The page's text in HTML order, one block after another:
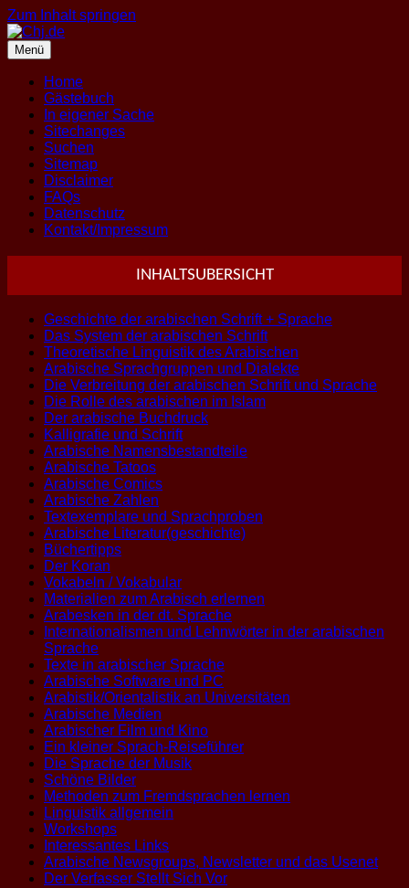
Zum Inhalt springen
Menü
Home
Gästebuch
In eigener Sache
Sitechanges
Suchen
Sitemap
Disclaimer
FAQs
Datenschutz
Kontakt/Impressum
INHALTSUBERSICHT
Geschichte der arabischen Schrift + Sprache
Das System der arabischen Schrift
Theoretische Linguistik des Arabischen
Arabische Sprachgruppen und Dialekte
Die Verbreitung der arabischen Schrift und Sprache
Die Rolle des arabischen im Islam
Der arabische Buchdruck
Kalligrafie und Schrift
Arabische Namensbestandteile
Arabische Tatoos
Arabische Comics
Arabische Zahlen
Textexemplare und Sprachproben
Arabische Literatur(geschichte)
Büchertipps
Der Koran
Vokabeln / Vokabular
Materialien zum Arabisch erlernen
Arabesken in der dt. Sprache
Internationalismen und Lehnwörter in der arabischen
Sprache
Texte in arabischer Sprache
Arabische Software und PC
Arabistik/Orientalistik an Universitäten
Arabische Medien
Arabischer Film und Kino
Ein kleiner Sprach-Reiseführer
Die Sprache der Musik
Schöne Bilder
Methoden zum Fremdsprachen lernen
Linguistik allgemein
Workshops
Interessantes Links
Arabische Newsgroups, Newsletter und das Usenet
Der Verfasser Stellt Sich Vor